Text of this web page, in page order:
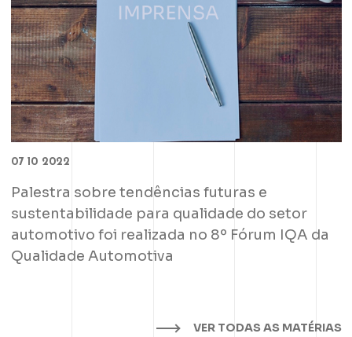
07 10 2022
Palestra sobre tendências futuras e
sustentabilidade para qualidade do setor
automotivo foi realizada no 8º Fórum IQA da
Qualidade Automotiva
VER TODAS AS MATÉRIAS